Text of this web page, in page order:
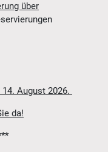
über
14. August 2026.
da!